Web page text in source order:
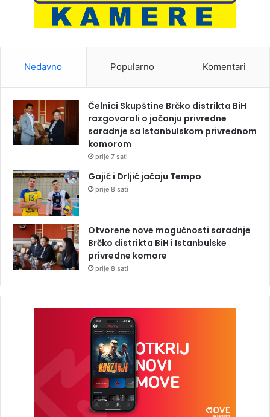
Nedavno Popularno Komentari
Čelnici Skupštine Brčko distrikta BiH
razgovarali o jačanju privredne
saradnje sa Istanbulskom privrednom
komorom
prije 7 sati
Gajić i Drljić jačaju Tempo
prije 8 sati
Otvorene nove mogućnosti saradnje
Brčko distrikta BiH i Istanbulske
privredne komore
prije 8 sati